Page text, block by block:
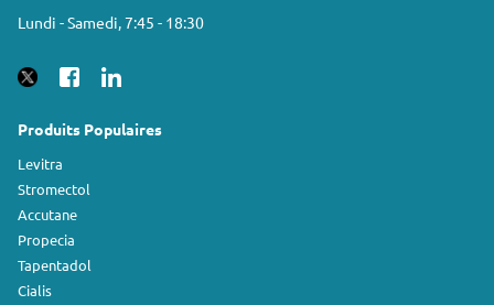
Lundi - Samedi, 7:45 - 18:30
Produits Populaires
Levitra
Stromectol
Accutane
Propecia
Tapentadol
Cialis